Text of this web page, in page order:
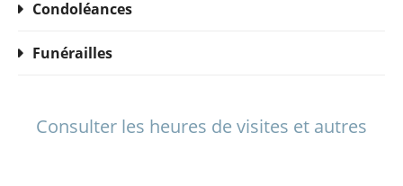
Condoléances
Funérailles
Consulter les heures de visites et autres